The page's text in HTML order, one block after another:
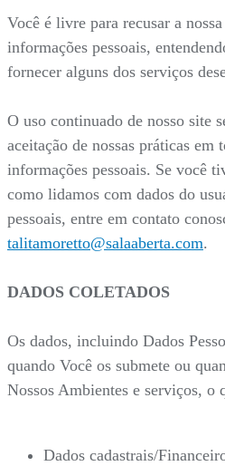
Você é livre para recusar a
informações pessoais,
fornecer alguns dos serviços
O uso continuado de nosso site
aceitação de nossas práticas em
informações pessoais. Se você
como lidamos com dados do
pessoais, entre em contato
talitamoretto@salaaberta.com.
DADOS COLETADOS
Os dados, incluindo Dados
quando Você os submete ou
Nossos Ambientes e serviços, o
Dados cadastrais/